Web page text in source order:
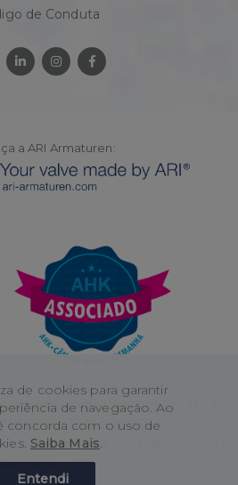
de cookies para garantir
de navegação. Ao
concorda com o uso de
Saiba Mais.
Entendi
de Conduta
a ARI Armaturen:
Industriais Ltda. | CNPJ:
Inscrição Estadual: 250.097.915
40 - Salto Norte - CEP 89.065-700
- SC